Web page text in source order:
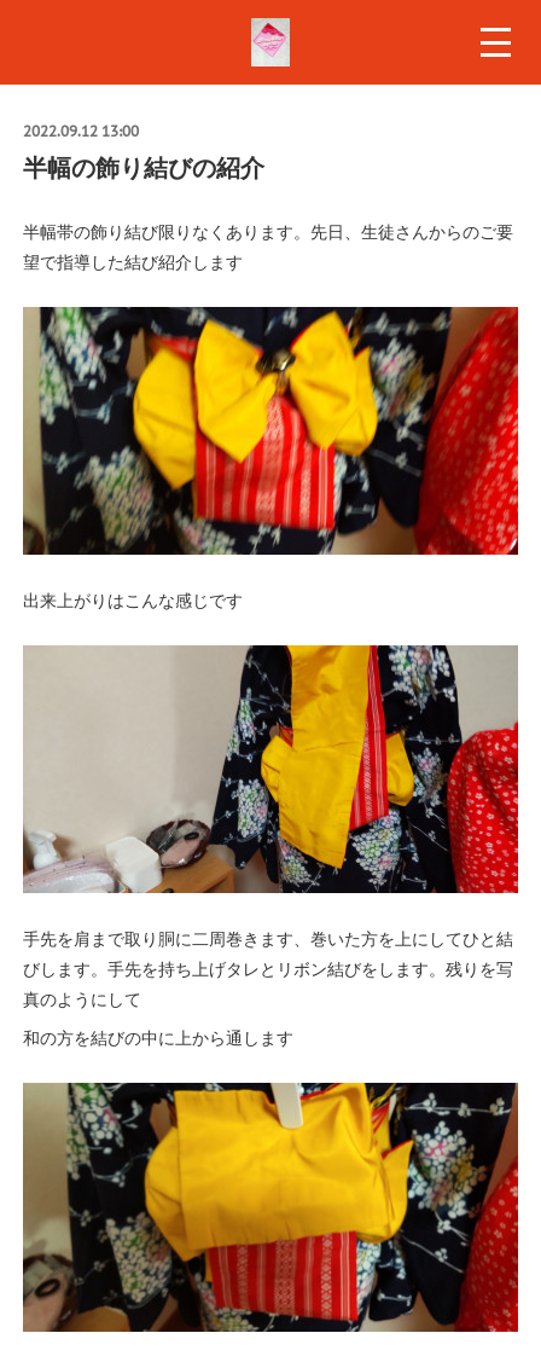
2022.09.12 13:00
半幅の飾り結びの紹介
半幅帯の飾り結び限りなくあります。先日、生徒さんからのご要
望で指導した結び紹介します
出来上がりはこんな感じです
手先を肩まで取り胴に二周巻きます、巻いた方を上にしてひと結
びします。手先を持ち上げタレとリボン結びをします。残りを写
真のようにして
和の方を結びの中に上から通します